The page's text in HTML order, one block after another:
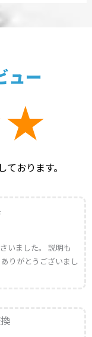
ュー
おります。
いました。 説明も
りがとうございまし